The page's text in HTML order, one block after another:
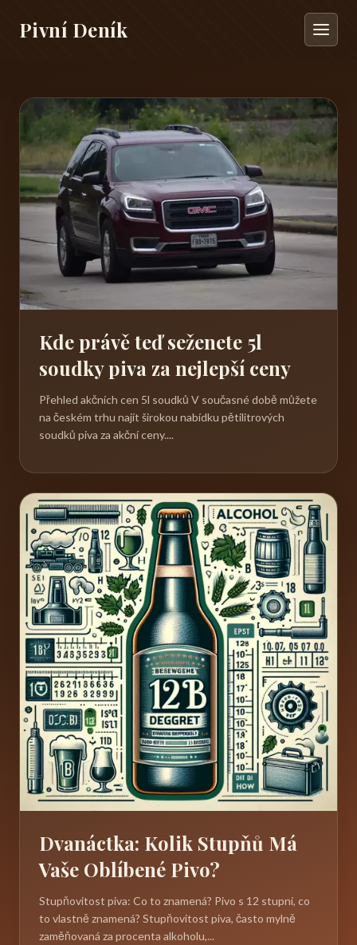
Pivní Deník
Kde právě teď seženete 5l
soudky piva za nejlepší ceny
Přehled akčních cen 5l soudků V současné době můžete
na českém trhu najít širokou nabídku pětilitrových
soudků piva za akční ceny....
Dvanáctka: Kolik Stupňů Má
Vaše Oblíbené Pivo?
Stupňovitost piva: Co to znamená? Pivo s 12 stupni, co
to vlastně znamená? Stupňovitost piva, často mylně
zaměňovaná za procenta alkoholu,...